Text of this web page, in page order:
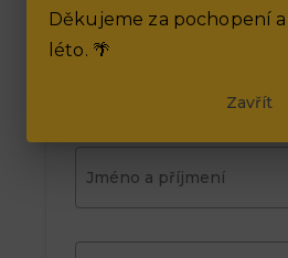
Poptávka cenové
můžeme kontaktovat.
Jméno a příjmení
Děkujeme za pochopení
léto. 🌴
Zavřít